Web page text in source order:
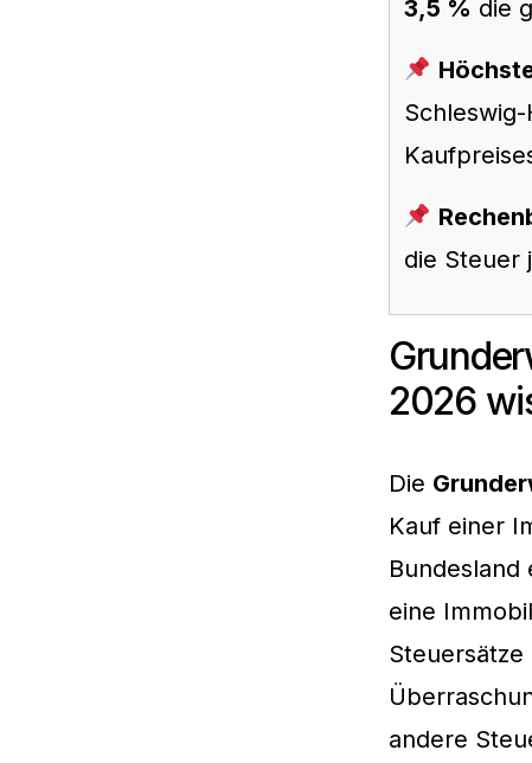
3,5 % die
die Steuer
2026
Die
Kauf einer
eine
andere